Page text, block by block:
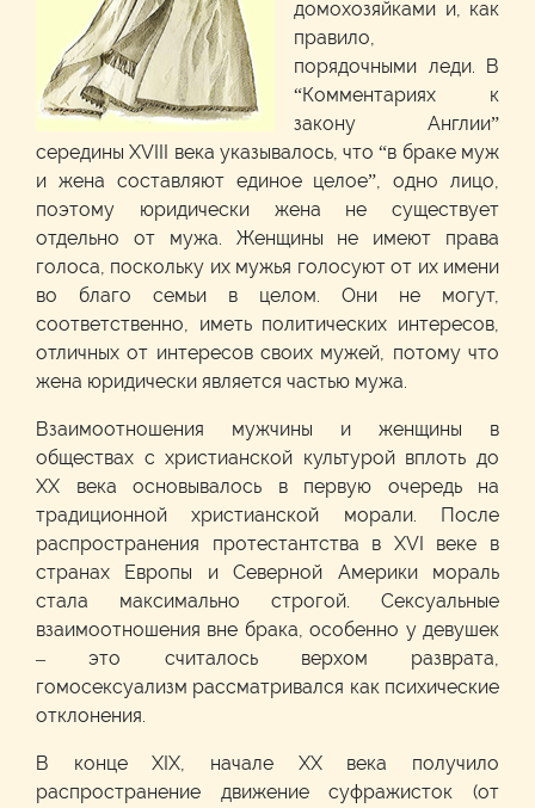
домохозяйками и, как
правило,
порядочными леди. В
“Комментариях к
закону Англии”
середины XVIII века указывалось, что “в браке муж
и жена составляют единое целое”, одно лицо,
поэтому юридически жена не существует
отдельно от мужа. Женщины не имеют права
голоса, поскольку их мужья голосуют от их имени
во благо семьи в целом. Они не могут,
соответственно, иметь политических интересов,
отличных от интересов своих мужей, потому что
жена юридически является частью мужа.
Взаимоотношения мужчины и женщины в
обществах с христианской культурой вплоть до
XX века основывалось в первую очередь на
традиционной христианской морали. После
распространения протестантства в XVI веке в
странах Европы и Северной Америки мораль
стала максимально строгой. Сексуальные
взаимоотношения вне брака, особенно у девушек
– это считалось верхом разврата,
гомосексуализм рассматривался как психические
отклонения.
В конце XIX, начале XX века получило
распространение движение суфражисток (от